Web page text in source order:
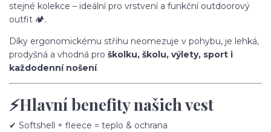
stejné kolekce – ideální pro vrstvení a funkční outdoorový
outfit 🏕️.
Díky ergonomickému střihu neomezuje v pohybu, je lehká,
prodyšná a vhodná pro školku, školu, výlety, sport i
každodenní nošení.
⚡Hlavní benefity našich vest
✔ Softshell + fleece = teplo & ochrana